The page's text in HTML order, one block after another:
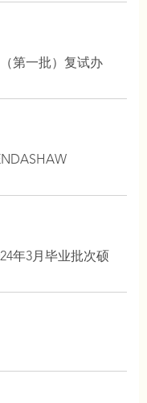
第一批）复试办
年3月毕业批次硕